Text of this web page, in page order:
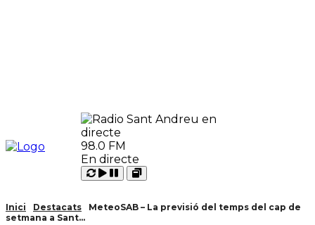
98.0 FM
En directe
Carregant
Reproduir
Pausar
Open
Inici Destacats
MeteoSAB – La previsió del temps del cap de
setmana a Sant...